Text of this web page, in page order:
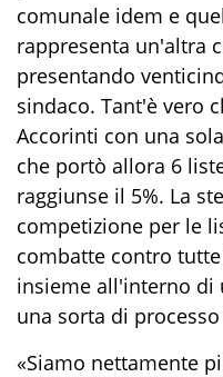
comunale idem e
rappresenta un'altra
presentando
sindaco. Tant'è vero
Accorinti con una
che portò allora 6
raggiunse il 5%. La
competizione per le
combatte contro
insieme all'interno di
una sorta di
«Siamo nettamente